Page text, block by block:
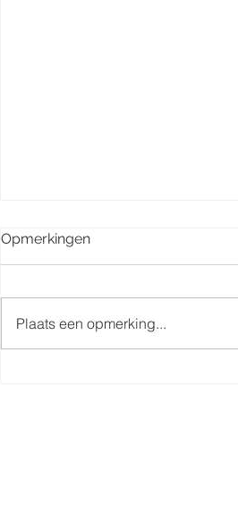
Misintenties week 32
Opmerkingen
Plaats een opmerking...